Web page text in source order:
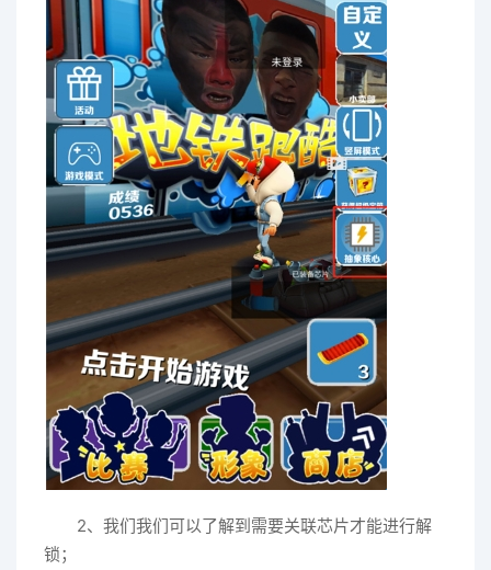
2、我们我们可以了解到需要关联芯片才能进行解
锁；